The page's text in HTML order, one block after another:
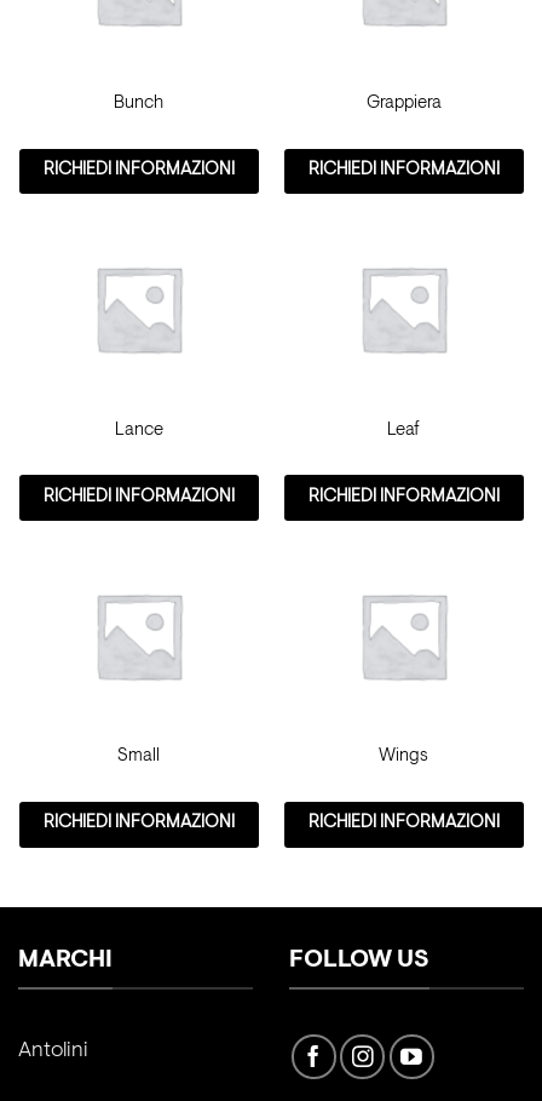
Bunch
RICHIEDI INFORMAZIONI
Grappiera
RICHIEDI INFORMAZIONI
Lance
RICHIEDI INFORMAZIONI
Leaf
RICHIEDI INFORMAZIONI
Small
RICHIEDI INFORMAZIONI
Wings
RICHIEDI INFORMAZIONI
MARCHI
Antolini
FOLLOW US